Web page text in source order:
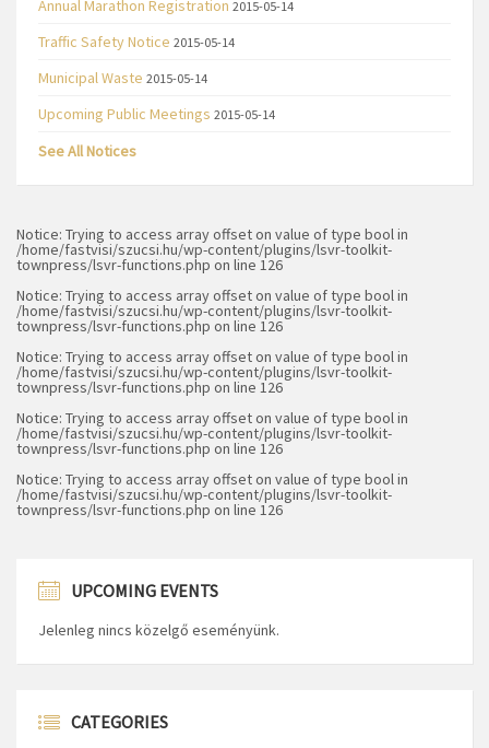
Annual Marathon Registration 2015-05-14
Traffic Safety Notice 2015-05-14
Municipal Waste 2015-05-14
Upcoming Public Meetings 2015-05-14
See All Notices
Notice: Trying to access array offset on value of type bool in
/home/fastvisi/szucsi.hu/wp-content/plugins/lsvr-toolkit-
townpress/lsvr-functions.php on line 126
Notice: Trying to access array offset on value of type bool in
/home/fastvisi/szucsi.hu/wp-content/plugins/lsvr-toolkit-
townpress/lsvr-functions.php on line 126
Notice: Trying to access array offset on value of type bool in
/home/fastvisi/szucsi.hu/wp-content/plugins/lsvr-toolkit-
townpress/lsvr-functions.php on line 126
Notice: Trying to access array offset on value of type bool in
/home/fastvisi/szucsi.hu/wp-content/plugins/lsvr-toolkit-
townpress/lsvr-functions.php on line 126
Notice: Trying to access array offset on value of type bool in
/home/fastvisi/szucsi.hu/wp-content/plugins/lsvr-toolkit-
townpress/lsvr-functions.php on line 126
UPCOMING EVENTS
Jelenleg nincs közelgő eseményünk.
CATEGORIES